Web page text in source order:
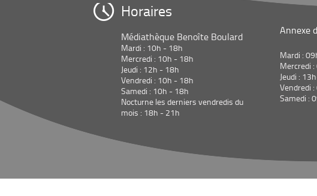
Horaires
Médiathèque Benoîte Boulard
Mardi : 10h - 18h
Mercredi : 10h - 18h
Jeudi : 12h - 18h
Vendredi : 10h - 18h
Samedi : 10h - 18h
Nocturne les derniers vendredis du
mois : 18h - 21h
Annexe
Mardi :
Mercredi
Jeudi :
Vendredi
Samedi :